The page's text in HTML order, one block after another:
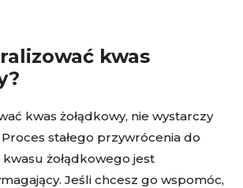
kwas
kwas żołądkowy, nie wystarczy
stałego przywrócenia do
żołądkowego jest
Jeśli chcesz go wspomóc,